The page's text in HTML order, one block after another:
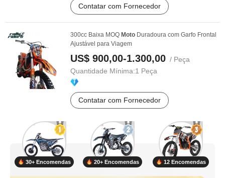
Contatar com Fornecedor
300cc Baixa MOQ Moto Duradoura com Garfo Frontal
Ajustável para Viagem
US$ 900,00-1.300,00 / Peça
Quantidade Mínima:1 Peça
Contatar com Fornecedor
30+ Encomendas 20+ Encomendas 12 Encomendas